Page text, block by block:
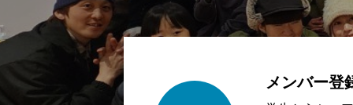
メンバー登